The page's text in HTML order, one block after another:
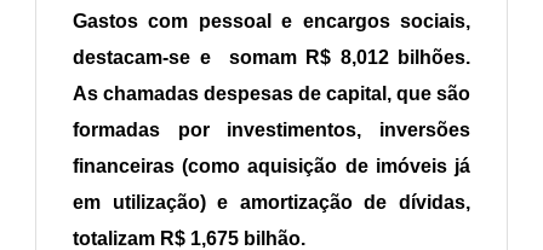
Gastos com pessoal e encargos sociais,
destacam-se e somam R$ 8,012 bilhões.
As chamadas despesas de capital, que são
formadas por investimentos, inversões
financeiras (como aquisição de imóveis já
em utilização) e amortização de dívidas,
totalizam R$ 1,675 bilhão.